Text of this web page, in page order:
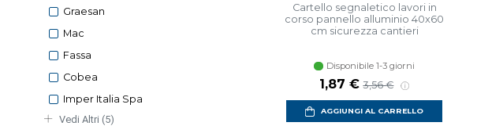
Graesan
Mac
Fassa
Cobea
Imper Italia Spa
Vedi Altri (5)
Cartello segnaletico lavori in
corso pannello alluminio 40x60
cm sicurezza cantieri
Disponibile 1-3 giorni
Prezzo scontato
1,87 € Prezzo di listino
3,56 €
AGGIUNGI AL CARRELLO